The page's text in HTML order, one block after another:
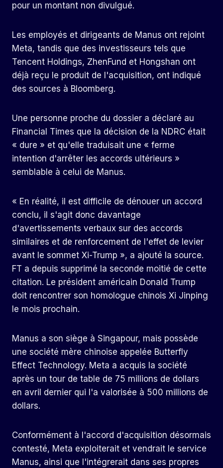
pour un montant non divulgué.
Les employés et dirigeants de Manus ont rejoint
Meta, tandis que des investisseurs tels que
Tencent Holdings, ZhenFund et Hongshan ont
déjà reçu le produit de l'acquisition, ont indiqué
des sources à Bloomberg.
Une personne proche du dossier a déclaré au
Financial Times que la décision de la NDRC était
« dure » et qu'elle traduisait une « ferme
intention d'arrêter les accords ultérieurs »
semblable à celui de Manus.
« En réalité, il est difficile de dénouer un accord
conclu, il s'agit donc davantage
d'avertissements verbaux sur des accords
similaires et de renforcement de l'effet de levier
avant le sommet Xi-Trump », a ajouté la source.
FT a depuis supprimé la seconde moitié de cette
citation. Le président américain Donald Trump
doit rencontrer son homologue chinois Xi Jinping
le mois prochain.
Manus a son siège à Singapour, mais possède
une société mère chinoise appelée Butterfly
Effect Technology. Meta a acquis la société
après un tour de table de 75 millions de dollars
en avril dernier qui l'a valorisée à 500 millions de
dollars.
Conformément à l'accord d'acquisition désormais
contesté, Meta exploiterait et vendrait le service
Manus, ainsi que l'intégrerait dans ses propres